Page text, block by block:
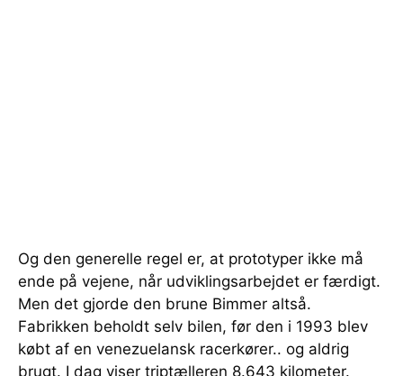
Og den generelle regel er, at prototyper ikke må
ende på vejene, når udviklingsarbejdet er færdigt.
Men det gjorde den brune Bimmer altså.
Fabrikken beholdt selv bilen, før den i 1993 blev
købt af en venezuelansk racerkører.. og aldrig
brugt. I dag viser triptælleren 8.643 kilometer.